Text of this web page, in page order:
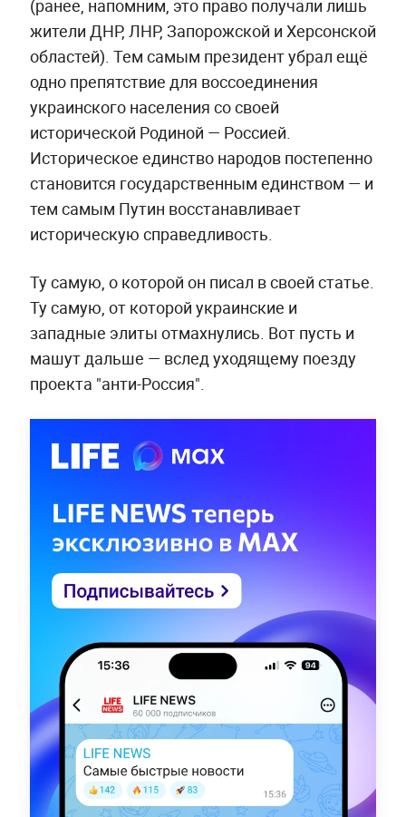
(ранее, напомним, это право получали лишь
жители ДНР, ЛНР, Запорожской и Херсонской
областей). Тем самым президент убрал ещё
одно препятствие для воссоединения
украинского населения со своей
исторической Родиной — Россией.
Историческое единство народов постепенно
становится государственным единством — и
тем самым Путин восстанавливает
историческую справедливость.
Ту самую, о которой он писал в своей статье.
Ту самую, от которой украинские и
западные элиты отмахнулись. Вот пусть и
машут дальше — вслед уходящему поезду
проекта "анти-Россия".